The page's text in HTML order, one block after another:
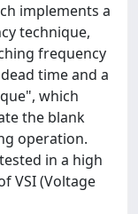
implements a
technique,
frequency
time and a
which
the blank
operation.
in a high
VSI (Voltage